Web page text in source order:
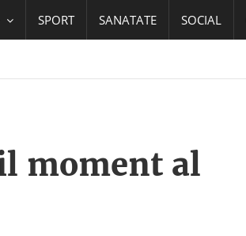
SPORT SANATATE SOCIAL
moment al